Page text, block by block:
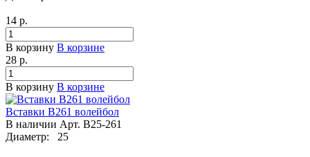
14 р.
В корзину В корзине
28 р.
В корзину В корзине
Вставки B261 волейбол
В наличии Арт. B25-261
Диаметр:
25